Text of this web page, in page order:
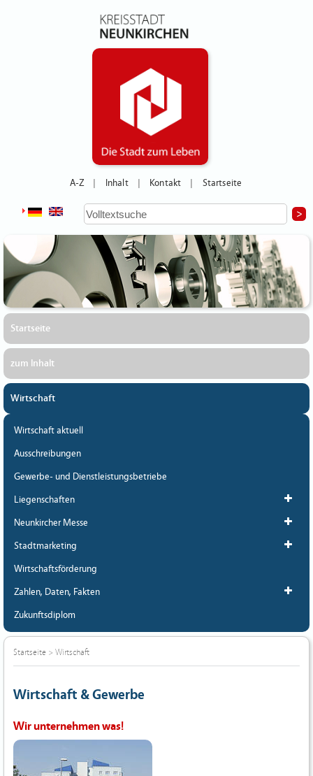
A-Z Inhalt Kontakt Startseite
Startseite
zum Inhalt
Wirtschaft
Wirtschaft aktuell
Ausschreibungen
Gewerbe- und Dienstleistungsbetriebe
Liegenschaften
Neunkircher Messe
Stadtmarketing
Wirtschaftsförderung
Zahlen, Daten, Fakten
Zukunftsdiplom
Startseite > Wirtschaft
Wirtschaft & Gewerbe
Wir unternehmen was!